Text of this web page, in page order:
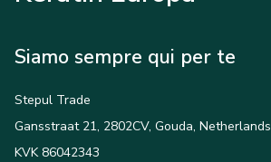
Siamo sempre qui per te
Stepul Trade
Gansstraat 21, 2802CV, Gouda, Netherlands
KVK 86042343